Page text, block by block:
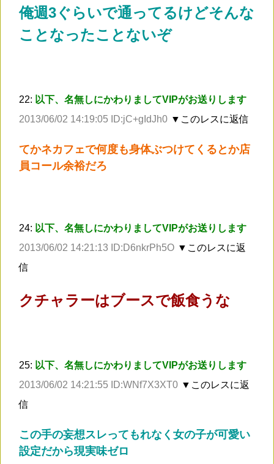
俺週3ぐらいで通ってるけどそんな
ことなったことないぞ
22: 以下、名無しにかわりましてVIPがお送りします
2013/06/02 14:19:05 ID:jC+gIdJh0 ▼このレスに返信
てかネカフェで何度も身体ぶつけてくるとか店
員コール余裕だろ
24: 以下、名無しにかわりましてVIPがお送りします
2013/06/02 14:21:13 ID:D6nkrPh5O ▼このレスに返
信
クチャラーはブースで飯食うな
25: 以下、名無しにかわりましてVIPがお送りします
2013/06/02 14:21:55 ID:WNf7X3XT0 ▼このレスに返
信
この手の妄想スレってもれなく女の子が可愛い
設定だから現実味ゼロ